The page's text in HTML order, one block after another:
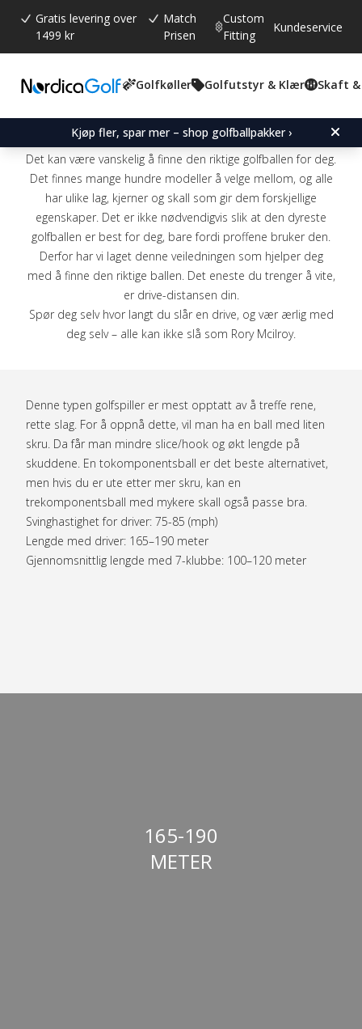
Gratis levering over
1499 kr
Match
Prisen
Custom
Fitting
Kundeservice
Golfkøller Golfutstyr & Klær Skaft &
Kjøp fler, spar mer – shop golfballpakker ›
golfball for deg
Det kan være vanskelig å finne den riktige golfballen for deg.
Det finnes mange hundre modeller å velge mellom, og alle
har ulike lag, kjerner og skall som gir dem forskjellige
egenskaper. Det er ikke nødvendigvis slik at den dyreste
golfballen er best for deg, bare fordi proffene bruker den.
Derfor har vi laget denne veiledningen som hjelper deg
med å finne den riktige ballen. Det eneste du trenger å vite,
er drive-distansen din.
Spør deg selv hvor langt du slår en drive, og vær ærlig med
deg selv – alle kan ikke slå som Rory Mcilroy.
Denne typen golfspiller er mest opptatt av å treffe rene,
rette slag. For å oppnå dette, vil man ha en ball med liten
skru. Da får man mindre slice/hook og økt lengde på
skuddene. En tokomponentsball er det beste alternativet,
men hvis du er ute etter mer skru, kan en
trekomponentsball med mykere skall også passe bra.
Svinghastighet for driver: 75-85 (mph)
Lengde med driver: 165–190 meter
Gjennomsnittlig lengde med 7-klubbe: 100–120 meter
165-190
METER